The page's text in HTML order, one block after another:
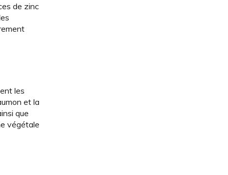
de zinc
les
et la
que
végétale